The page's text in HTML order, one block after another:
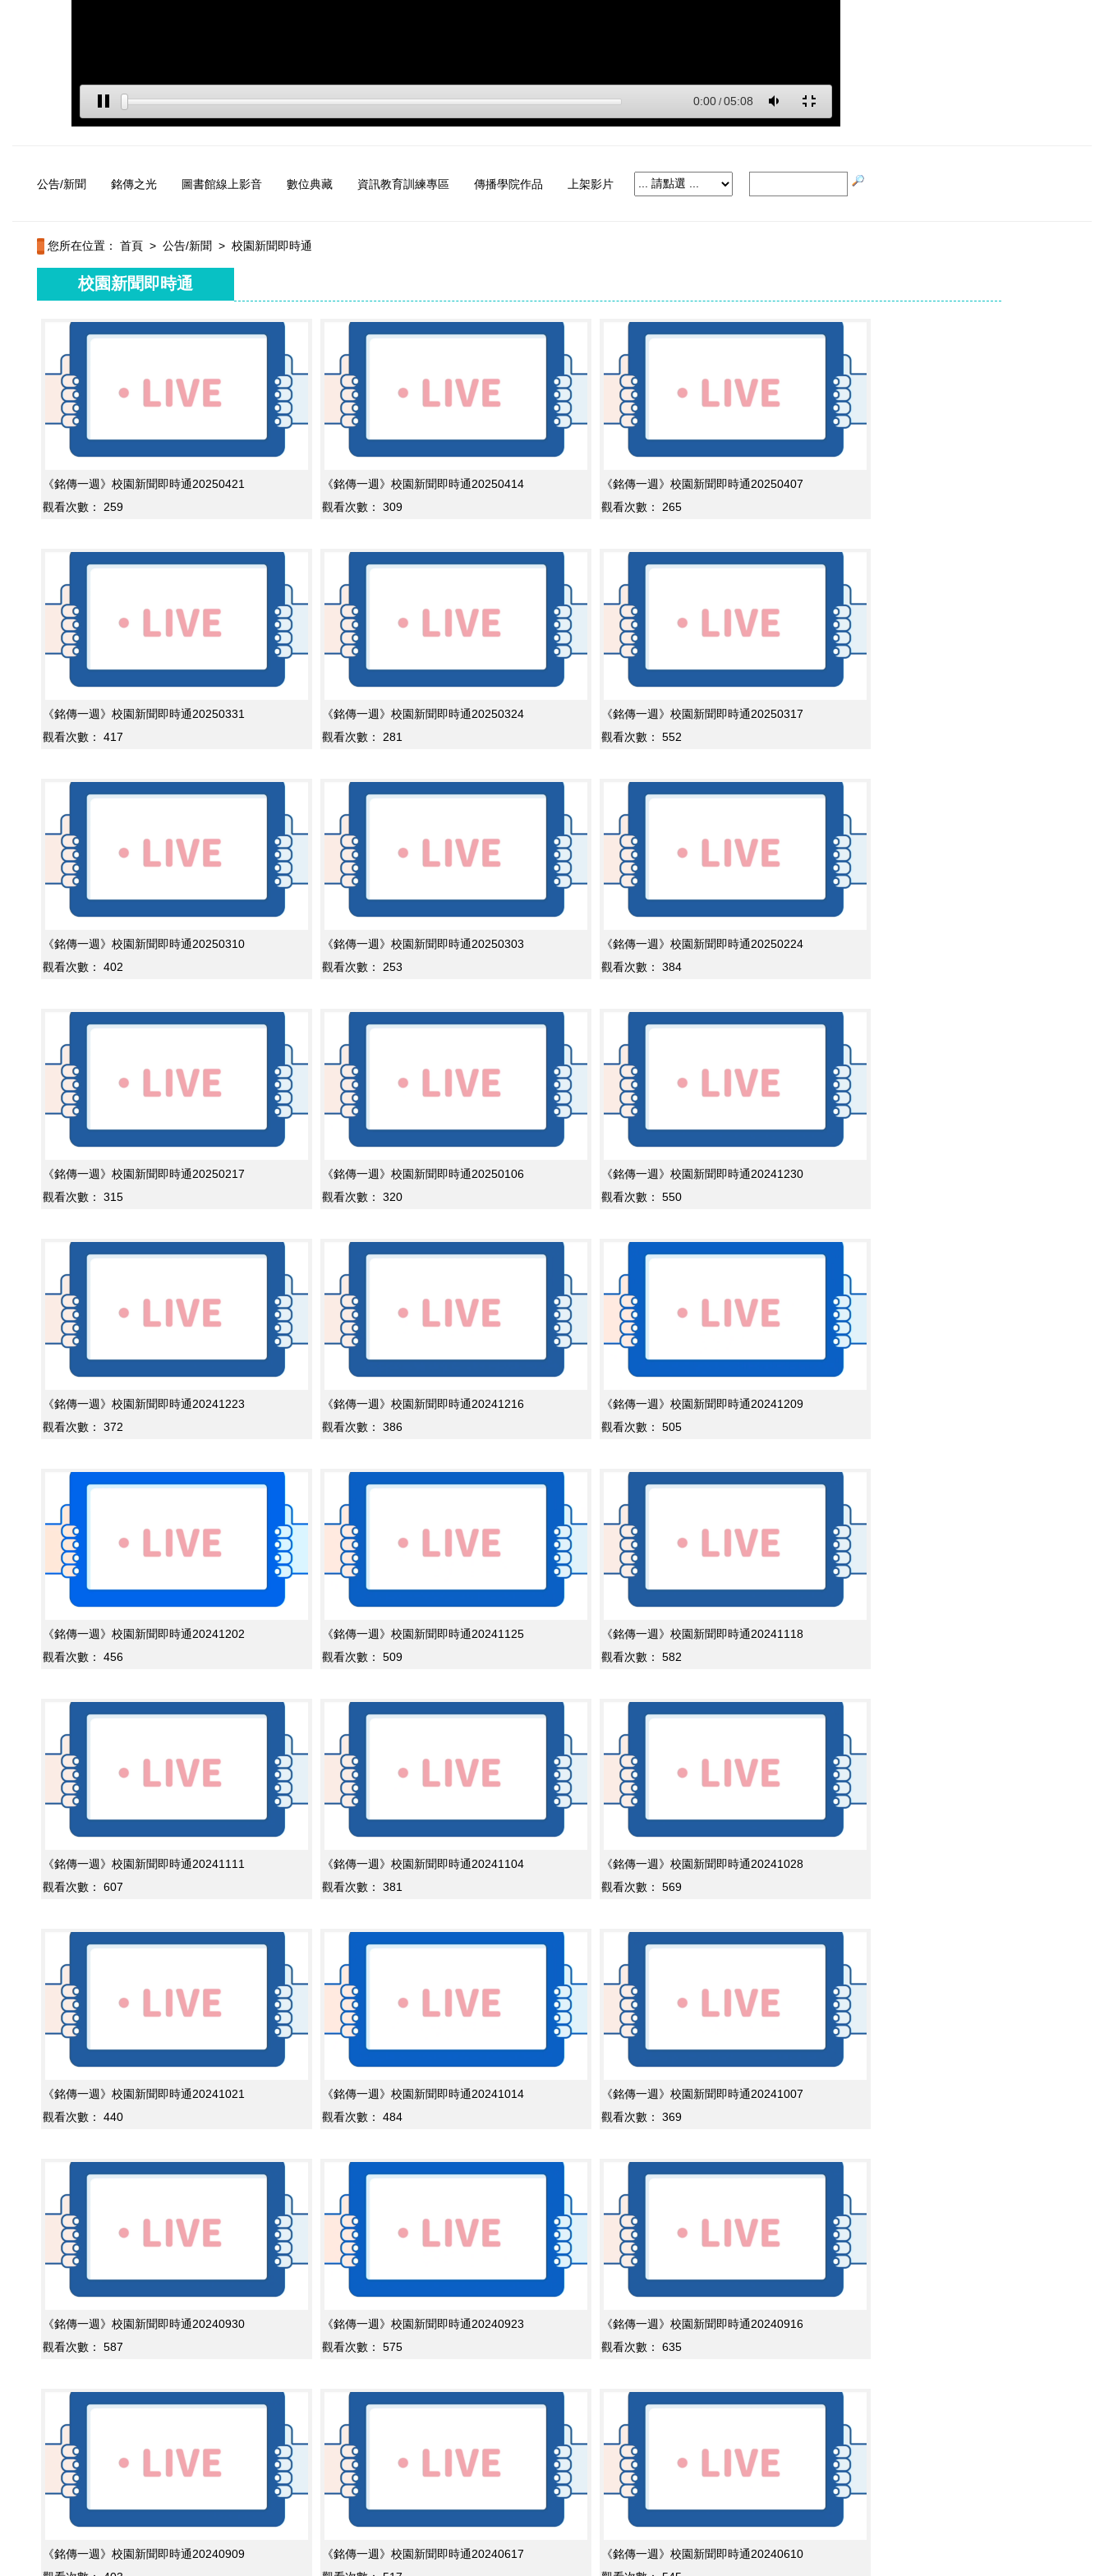
公告/新聞 銘傳之光 圖書館線上影音 數位典藏 資訊教育訓練專區 傳播學院作品 上架影片
您所在位置： 首頁 > 公告/新聞 > 校園新聞即時通
校園新聞即時通
《銘傳一週》校園新聞即時通20250421
觀看次數：
259
《銘傳一週》校園新聞即時通20250414
觀看次數：
309
《銘傳一週》校園新聞即時通20250407
觀看次數：
265
《銘傳一週》校園新聞即時通20250331
觀看次數：
417
《銘傳一週》校園新聞即時通20250324
觀看次數：
281
《銘傳一週》校園新聞即時通20250317
觀看次數：
552
《銘傳一週》校園新聞即時通20250310
觀看次數：
402
《銘傳一週》校園新聞即時通20250303
觀看次數：
253
《銘傳一週》校園新聞即時通20250224
觀看次數：
384
《銘傳一週》校園新聞即時通20250217
觀看次數：
315
《銘傳一週》校園新聞即時通20250106
觀看次數：
320
《銘傳一週》校園新聞即時通20241230
觀看次數：
550
《銘傳一週》校園新聞即時通20241223
觀看次數：
372
《銘傳一週》校園新聞即時通20241216
觀看次數：
386
《銘傳一週》校園新聞即時通20241209
觀看次數：
505
《銘傳一週》校園新聞即時通20241202
觀看次數：
456
《銘傳一週》校園新聞即時通20241125
觀看次數：
509
《銘傳一週》校園新聞即時通20241118
觀看次數：
582
《銘傳一週》校園新聞即時通20241111
觀看次數：
607
《銘傳一週》校園新聞即時通20241104
觀看次數：
381
《銘傳一週》校園新聞即時通20241028
觀看次數：
569
《銘傳一週》校園新聞即時通20241021
觀看次數：
440
《銘傳一週》校園新聞即時通20241014
觀看次數：
484
《銘傳一週》校園新聞即時通20241007
觀看次數：
369
《銘傳一週》校園新聞即時通20240930
觀看次數：
587
《銘傳一週》校園新聞即時通20240923
觀看次數：
575
《銘傳一週》校園新聞即時通20240916
觀看次數：
635
《銘傳一週》校園新聞即時通20240909
《銘傳一週》校園新聞即時通20240617
《銘傳一週》校園新聞即時通20240610